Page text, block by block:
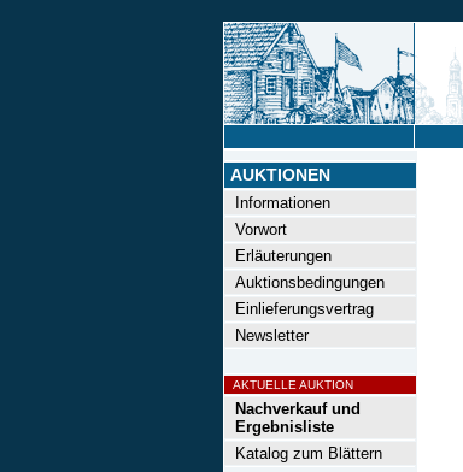
AUKTIONEN
Informationen
Vorwort
Erläuterungen
Auktionsbedingungen
Einlieferungsvertrag
Newsletter
AKTUELLE AUKTION
Nachverkauf und
Ergebnisliste
Katalog zum Blättern